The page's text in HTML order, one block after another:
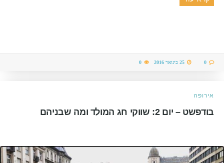
אירופה
בודפשט – יום 2: שווקי חג המולד ומה שבניהם